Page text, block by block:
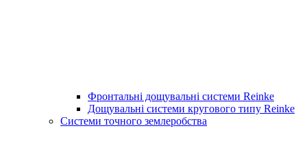
Фронтальні дощувальні системи Reinke
Дощувальні системи кругового типу Reinke
Системи точного землеробства